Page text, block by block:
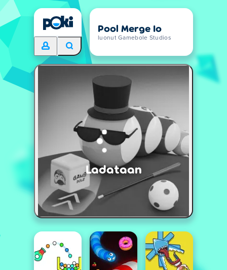
Pool Merge Io
luonut Gamebole Studios
Ladataan